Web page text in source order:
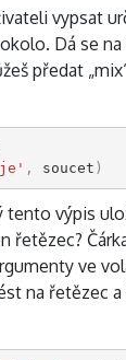
vypsat
Dá se
předat
je' , soucet )
tento výpis
řetězec?
ve
na řetězec a